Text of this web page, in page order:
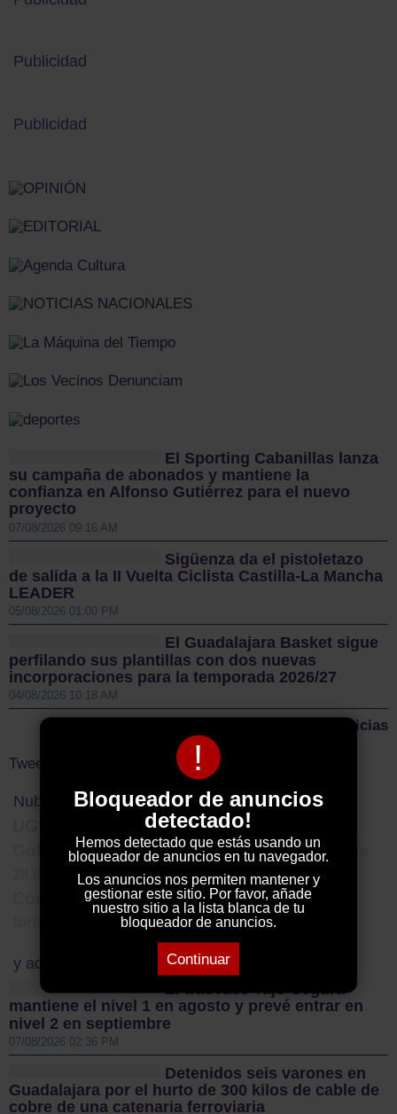
!
Bloqueador de anuncios
detectado!
Hemos detectado que estás usando un
bloqueador de anuncios en tu navegador.
Los anuncios nos permiten mantener y
gestionar este sitio. Por favor, añade
nuestro sitio a la lista blanca de tu
bloqueador de anuncios.
Continuar
Publicidad
Publicidad
El Sporting Cabanillas lanza
su campaña de abonados y mantiene la
confianza en Alfonso Gutiérrez para el nuevo
proyecto
07/08/2026 09:16 AM
Sigüenza da el pistoletazo
de salida a la II Vuelta Ciclista Castilla-La Mancha
LEADER
05/08/2026 01:00 PM
El Guadalajara Basket sigue
perfilando sus plantillas con dos nuevas
incorporaciones para la temporada 2026/27
04/08/2026 10:18 AM
Más noticias
Tweets by ElDecanodeGuad1
Nube de Tags
Luisa Roldán
Gobierno Castilla-La Mancha dana colaboración
28 de abril Chiloeches Campaña electoral
bonoloto AVE sanidad
112
y además...
El trasvase Tajo-Segura
mantiene el nivel 1 en agosto y prevé entrar en
nivel 2 en septiembre
07/08/2026 02:36 PM
Detenidos seis varones en
Guadalajara por el hurto de 300 kilos de cable de
cobre de una catenaria ferroviaria